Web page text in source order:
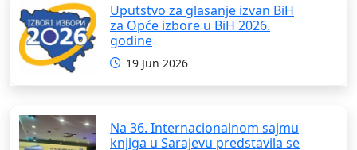
Uputstvo za glasanje izvan BiH
za Opće izbore u BiH 2026.
godine
19 Jun 2026
Na 36. Internacionalnom sajmu
knjiga u Sarajevu predstavila se